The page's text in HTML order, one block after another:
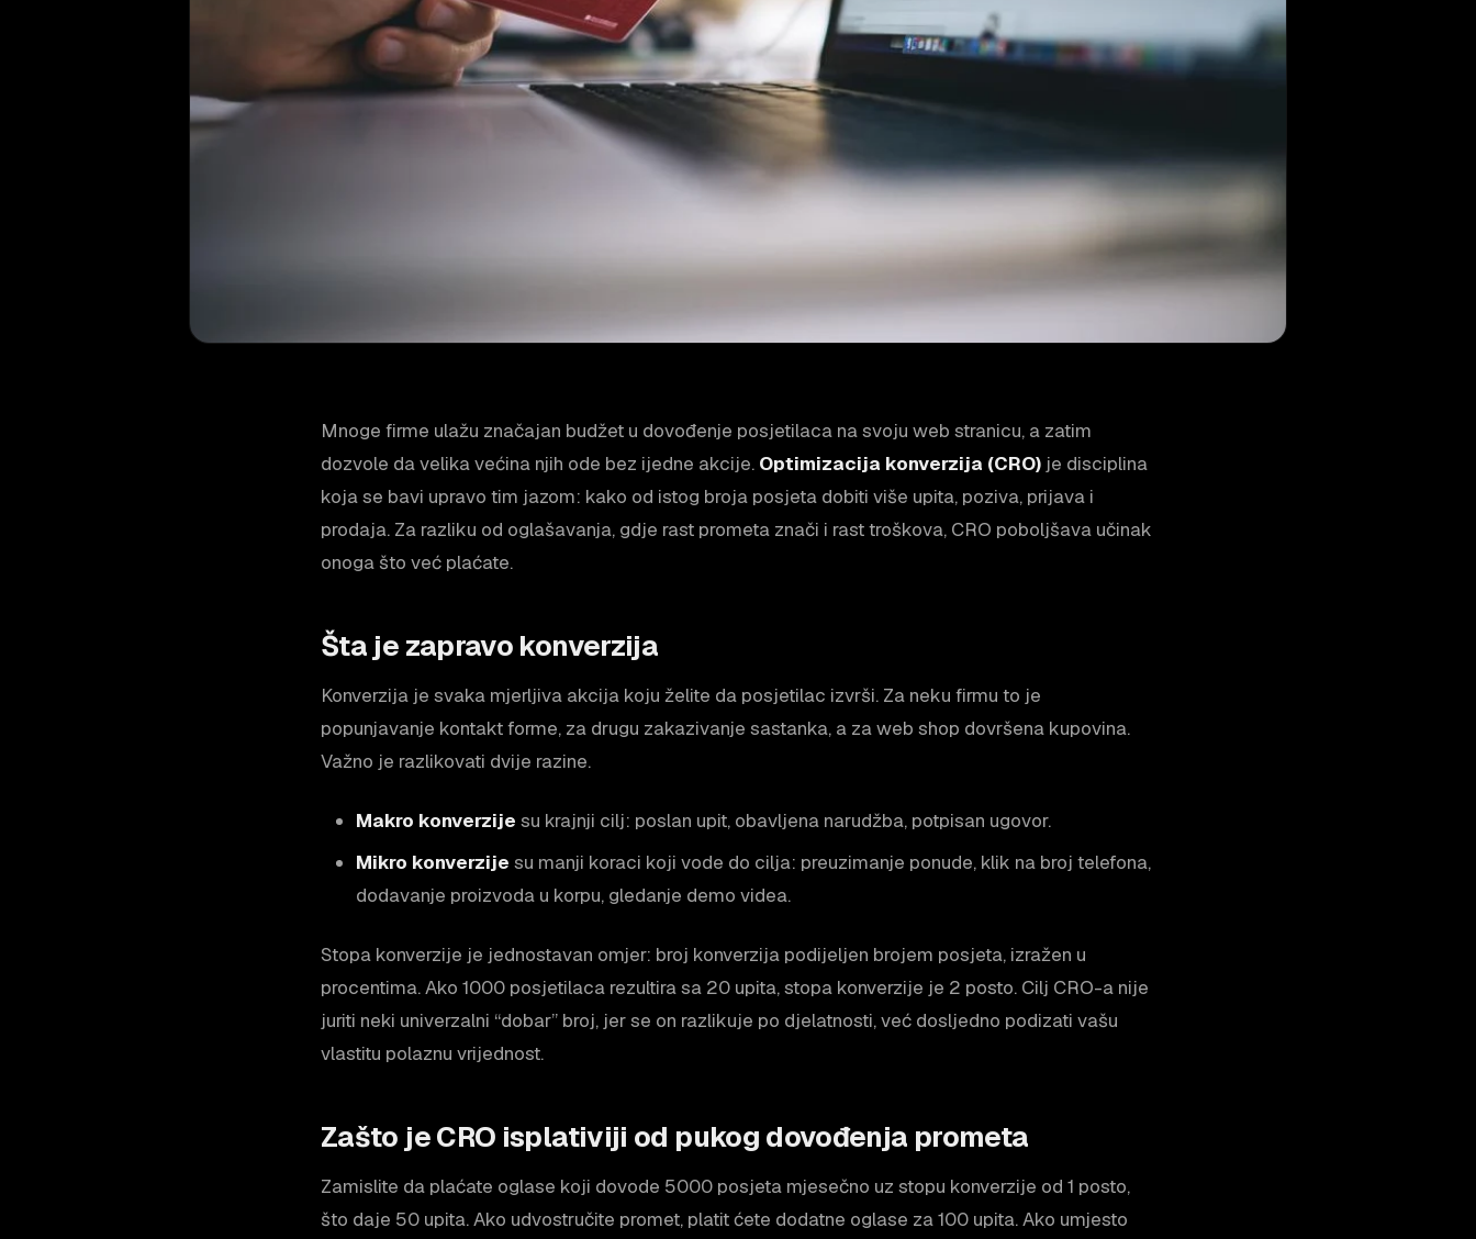
Mnoge firme ulažu značajan budžet u dovođenje posjetilaca na svoju web stranicu, a zatim
dozvole da velika većina njih ode bez ijedne akcije. Optimizacija konverzija (CRO) je disciplina
koja se bavi upravo tim jazom: kako od istog broja posjeta dobiti više upita, poziva, prijava i
prodaja. Za razliku od oglašavanja, gdje rast prometa znači i rast troškova, CRO poboljšava učinak
onoga što već plaćate.
Šta je zapravo konverzija
Konverzija je svaka mjerljiva akcija koju želite da posjetilac izvrši. Za neku firmu to je
popunjavanje kontakt forme, za drugu zakazivanje sastanka, a za web shop dovršena kupovina.
Važno je razlikovati dvije razine.
Makro konverzije su krajnji cilj: poslan upit, obavljena narudžba, potpisan ugovor.
Mikro konverzije su manji koraci koji vode do cilja: preuzimanje ponude, klik na broj telefona,
dodavanje proizvoda u korpu, gledanje demo videa.
Stopa konverzije je jednostavan omjer: broj konverzija podijeljen brojem posjeta, izražen u
procentima. Ako 1000 posjetilaca rezultira sa 20 upita, stopa konverzije je 2 posto. Cilj CRO-a nije
juriti neki univerzalni “dobar” broj, jer se on razlikuje po djelatnosti, već dosljedno podizati vašu
vlastitu polaznu vrijednost.
Zašto je CRO isplativiji od pukog dovođenja prometa
Zamislite da plaćate oglase koji dovode 5000 posjeta mjesečno uz stopu konverzije od 1 posto,
što daje 50 upita. Ako udvostručite promet, platit ćete dodatne oglase za 100 upita. Ako umjesto